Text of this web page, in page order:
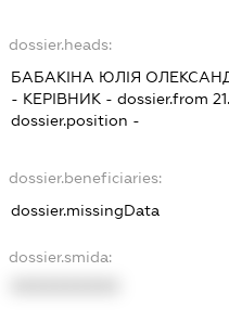
dossier.heads:
БАБАКІНА ЮЛІЯ
- КЕРІВНИК - dossier.from
dossier.position -
dossier.beneficiaries:
dossier.missingData
dossier.smida: